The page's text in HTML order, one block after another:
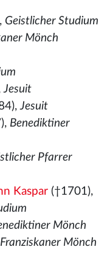
Geistlicher Studium
Mönch
Jesuit
Jesuit
Benediktiner
Pfarrer
Kaspar(†1701),
Mönch
Franziskaner Mönch